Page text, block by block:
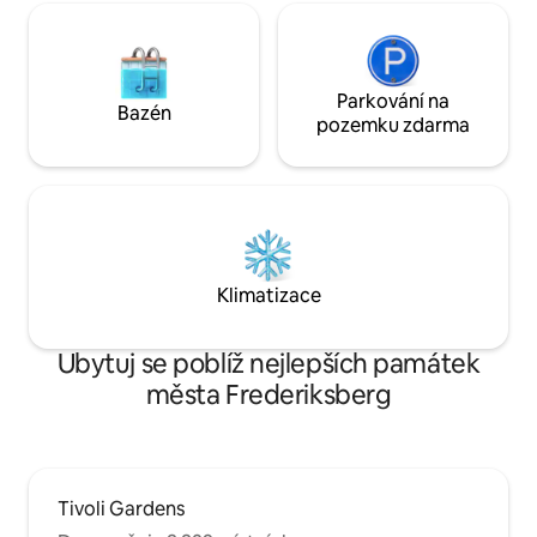
Bazén
Parkování na
pozemku zdarma
Klimatizace
Ubytuj se poblíž nejlepších památek
města Frederiksberg
Tivoli Gardens